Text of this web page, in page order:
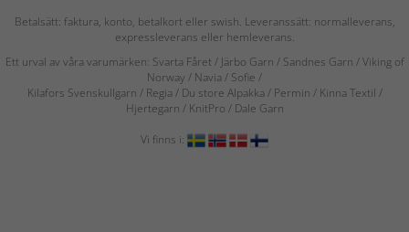
Betalsätt: faktura, konto, betalkort eller swish. Leveranssätt: normalleverans,
expressleverans eller hemleverans.
Ett urval av våra varumärken: Svarta Fåret / Järbo Garn / Sandnes Garn / Viking of
Norway / Navia/ Sofie /
Kilafors Svenskullgarn / Regia / Du store Alpakka / Permin / Kinna Textil /
Hjertegarn / KnitPro / Dale Garn
Vi finns i: